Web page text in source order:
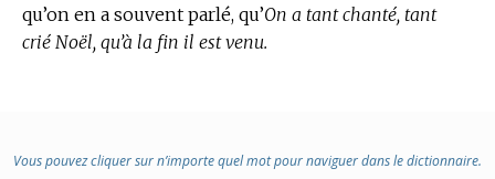
qu’on en a souvent parlé, qu’On a tant chanté, tant
crié Noël, qu’à la fin il est venu.
Vous pouvez cliquer sur n’importe quel mot pour naviguer dans le dictionnaire.